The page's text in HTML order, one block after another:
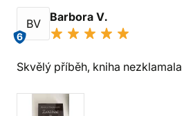
BV
6
Barbora V.
Skvělý příběh, kniha nezklamala